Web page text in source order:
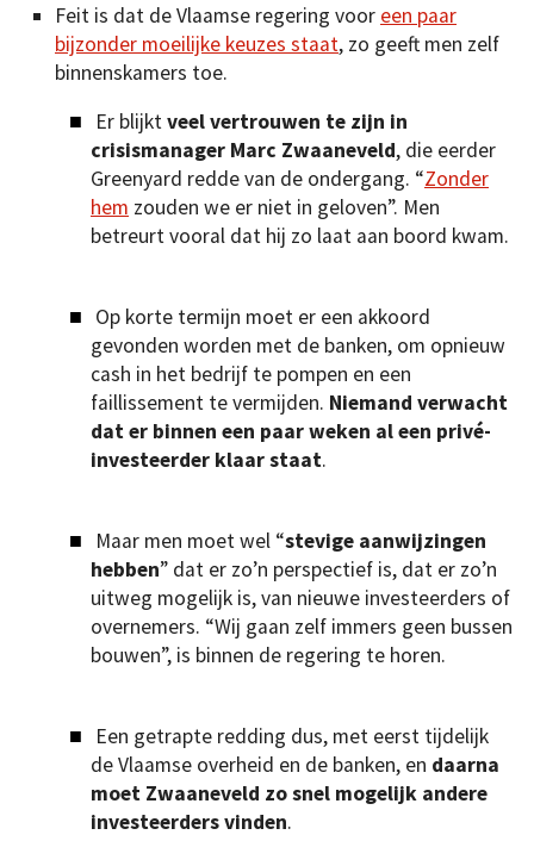
Feit is dat de Vlaamse regering voor een paar
bijzonder moeilijke keuzes staat, zo geeft men zelf
binnenskamers toe.
Er blijktveel vertrouwen te zijn in
crisismanager Marc Zwaaneveld, die eerder
Greenyard redde van de ondergang. “Zonder
hem zouden we er niet in geloven”. Men
betreurt vooral dat hij zo laat aan boord kwam.
Op korte termijn moet er een akkoord
gevonden worden met de banken, om opnieuw
cash in het bedrijf te pompen en een
faillissement te vermijden. Niemand verwacht
dat er binnen een paar weken al een privé-
investeerder klaar staat.
Maar men moet wel “stevige aanwijzingen
hebben” dat er zo’n perspectief is, dat er zo’n
uitweg mogelijk is, van nieuwe investeerders of
overnemers. “Wij gaan zelf immers geen bussen
bouwen”, is binnen de regering te horen.
Een getrapte redding dus, met eerst tijdelijk
de Vlaamse overheid en de banken, en daarna
moet Zwaaneveld zo snel mogelijk andere
investeerders vinden.